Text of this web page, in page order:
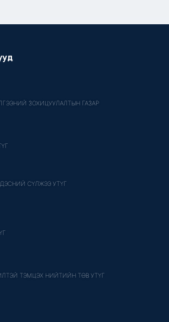
ЗОХИЦУУЛАЛТЫН ГАЗАР
СҮЛЖЭЭ УТҮГ
ТЭМЦЭХ НИЙТИЙН ТӨВ УТҮГ